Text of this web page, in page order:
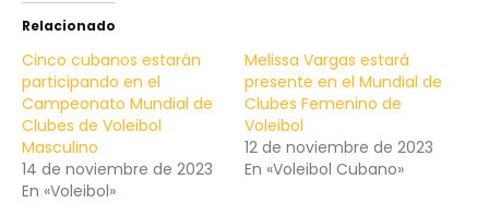
Relacionado
Cinco cubanos estarán
participando en el
Campeonato Mundial de
Clubes de Voleibol
Masculino
14 de noviembre de 2023
En «Voleibol»
Melissa Vargas estará
presente en el Mundial de
Clubes Femenino de
Voleibol
12 de noviembre de 2023
En «Voleibol Cubano»